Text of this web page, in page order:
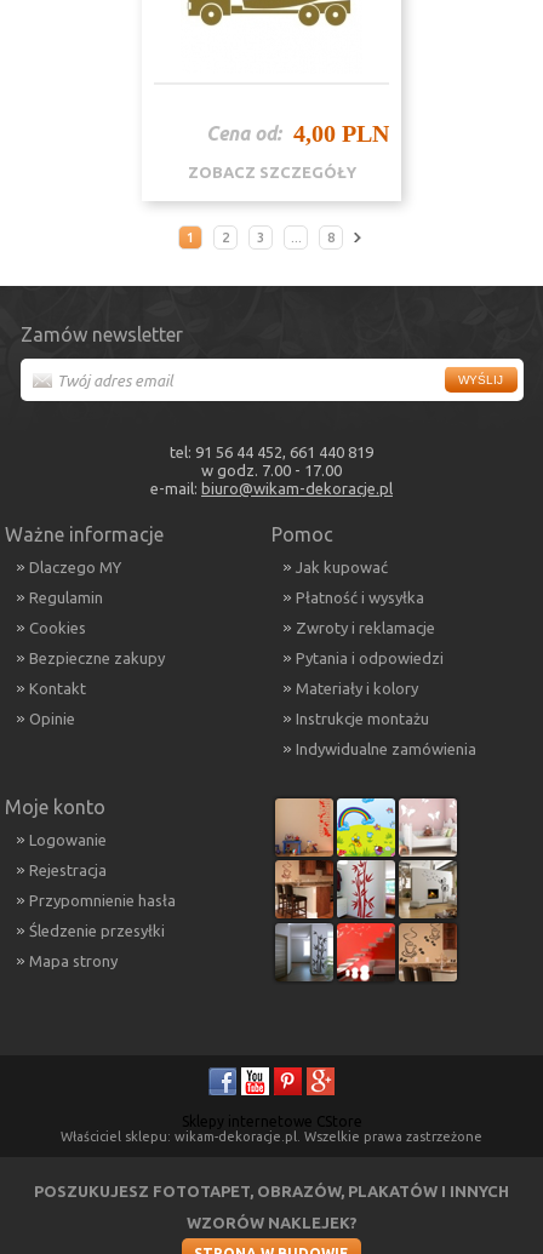
Cena od: 4,00 PLN
ZOBACZ SZCZEGÓŁY
1 2 3 8
Zamów newsletter
tel: 91 56 44 452, 661 440 819
w godz. 7.00 - 17.00
e-mail: biuro@wikam-dekoracje.pl
Ważne informacje
Dlaczego MY
Regulamin
Cookies
Bezpieczne zakupy
Kontakt
Opinie
Pomoc
Jak kupować
Płatność i wysyłka
Zwroty i reklamacje
Pytania i odpowiedzi
Materiały i kolory
Instrukcje montażu
Indywidualne zamówienia
Moje konto
Logowanie
Rejestracja
Przypomnienie hasła
Śledzenie przesyłki
Mapa strony
Sklepy internetowe CStore
Właściciel sklepu: wikam-dekoracje.pl. Wszelkie prawa zastrzeżone
POSZUKUJESZ FOTOTAPET, OBRAZÓW, PLAKATÓW I INNYCH
WZORÓW NAKLEJEK?